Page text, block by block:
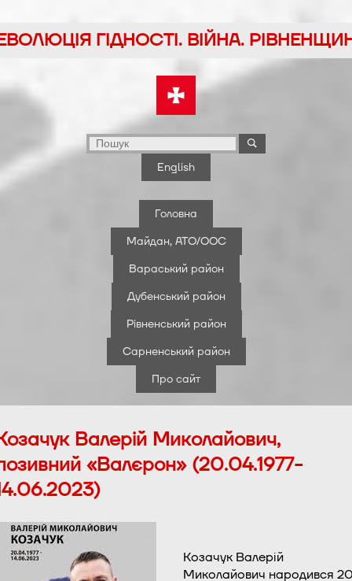
ГІДНОСТІ. ВІЙНА.
English
Головна
Майдан, АТО/ООС
Вараський район
Дубенський район
Рівненський район
Сарненський район
Про сайт
Валерій Миколайович,
«Валєрон» (20.04.1977-
Козачук Валерій
Миколайович народився